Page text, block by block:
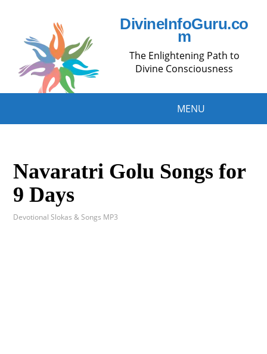
DivineInfoGuru.co
m
The Enlightening Path to
Divine Consciousness
MENU
Navaratri Golu Songs for
9 Days
Devotional Slokas & Songs MP3